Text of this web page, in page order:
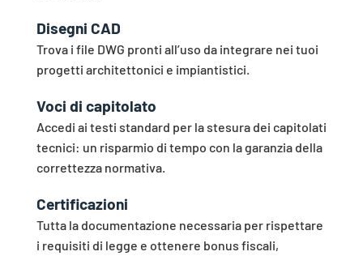
Disegni CAD
Trova i file DWG pronti all’uso da integrare nei tuoi
progetti architettonici e impiantistici.
Voci di capitolato
Accedi ai testi standard per la stesura dei capitolati
tecnici: un risparmio di tempo con la garanzia della
correttezza normativa.
Certificazioni
Tutta la documentazione necessaria per rispettare
i requisiti di legge e ottenere bonus fiscali,